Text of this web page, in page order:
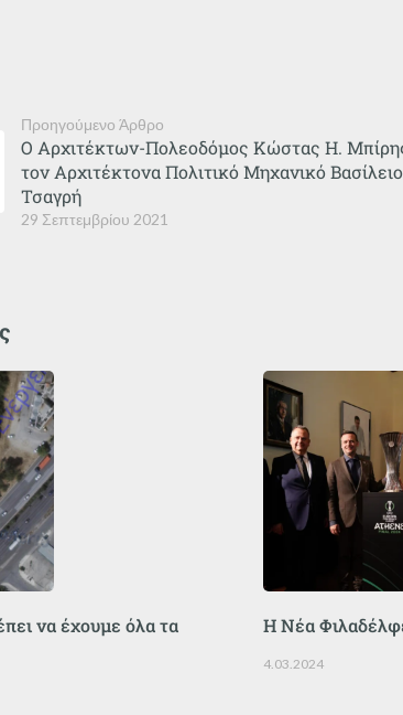
Προηγούμενο Άρθρο
29 Σεπτεμβρίου 2021
Ο Αρχιτέκτων-Πολεοδόμος Κώστας Η.
τον Αρχιτέκτονα Πολιτικό Μηχανικό Βασίλειο
Τσαγρή
να έχουμε όλα τα
Η Νέα
4.03.2024